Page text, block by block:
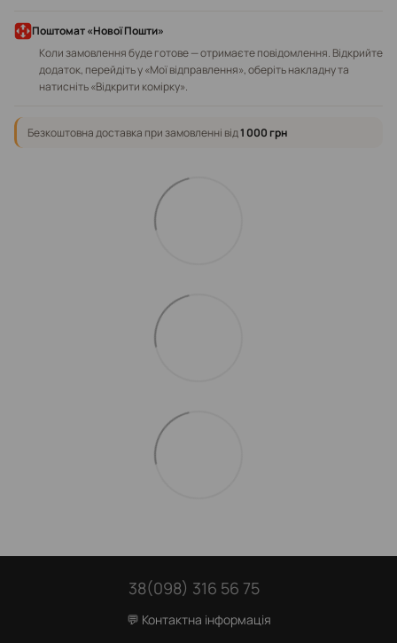
Поштомат «Нової Пошти»
Коли замовлення буде готове — отримаєте повідомлення. Відкрийте
додаток, перейдіть у «Мої відправлення», оберіть накладну та
натисніть «Відкрити комірку».
Безкоштовна доставка при замовленні від1 000 грн
38(098) 316 56 75
💬 Контактна інформація